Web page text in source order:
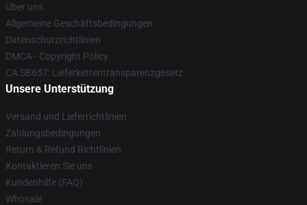
Über uns
Allgemeine Geschäftsbedingungen
Datenschutzrichtlinien
DMCA - Copyright Policy
CA SB657: Lieferkettentransparenzgesetz
Unsere Unterstützung
Versand und Lieferrichtlinien
Zahlungsbedingungen
Return & Refund Richtlinien
Kontaktieren Sie uns
Kundenhilfe (FAQ)
Whosale